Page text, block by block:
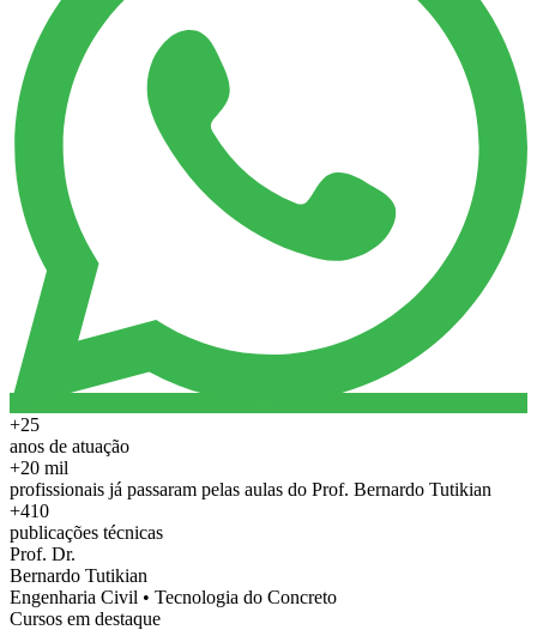
+25
anos de atuação
+20 mil
profissionais já passaram pelas aulas do Prof. Bernardo Tutikian
+410
publicações técnicas
Prof. Dr.
Bernardo Tutikian
Engenharia Civil • Tecnologia do Concreto
Cursos em destaque